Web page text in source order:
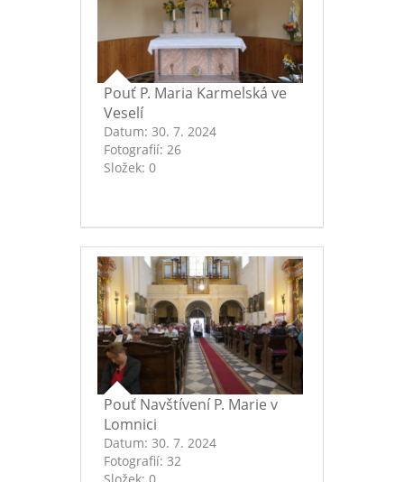
Pouť P. Maria Karmelská ve
Veselí
Datum: 30. 7. 2024
Fotografií: 26
Složek: 0
Pouť Navštívení P. Marie v
Lomnici
Datum: 30. 7. 2024
Fotografií: 32